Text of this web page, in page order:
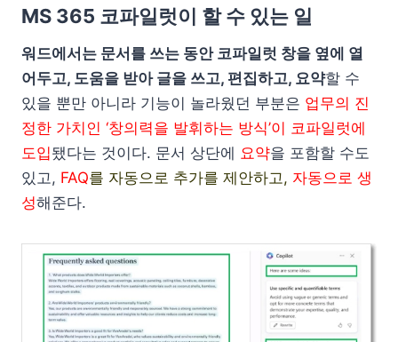
MS 365 코파일럿이 할 수 있는 일
워드에서는 문서를 쓰는 동안 코파일럿 창을 옆에 열
어두고, 도움을 받아 글을 쓰고, 편집하고, 요약할 수
있을 뿐만 아니라 기능이 놀라웠던 부분은 업무의 진
정한 가치인 ‘창의력을 발휘하는 방식’이 코파일럿에
도입됐다는 것이다. 문서 상단에 요약을 포함할 수도
있고, FAQ를 자동으로 추가를 제안하고, 자동으로 생
성해준다.